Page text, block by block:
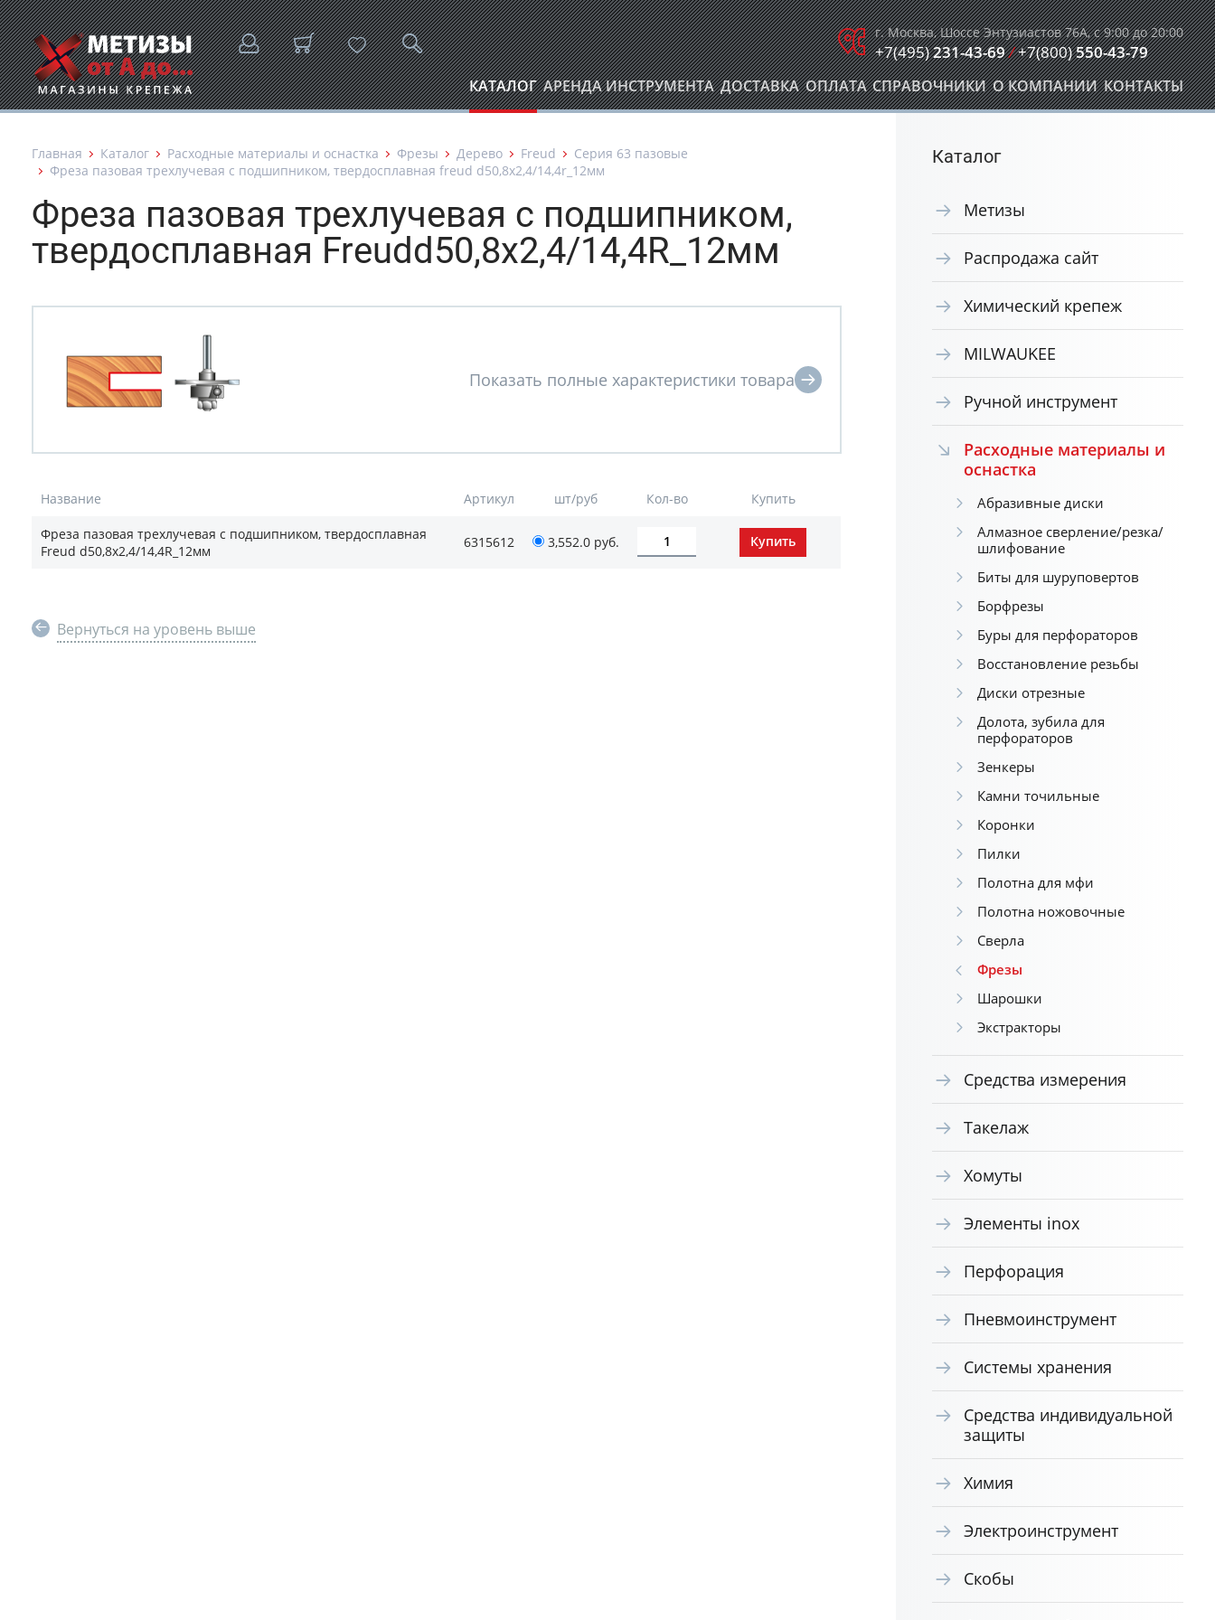
г. Москва, Шоссе Энтузиастов 76А, с 9:00 до 20:00
+7(495)231-43-69/+7(800)550-43-79
КАТАЛОГ АРЕНДА ИНСТРУМЕНТА ДОСТАВКА ОПЛАТА СПРАВОЧНИКИ О КОМПАНИИ КОНТАКТЫ
Главная Каталог Расходные материалы и оснастка Фрезы Дерево Freud
Серия 63 пазовые
Фреза пазовая трехлучевая с подшипником, твердосплавная freud d50,8х2,4/14,4r_12мм
Фреза пазовая трехлучевая с подшипником,
твердосплавная Freudd50,8х2,4/14,4R_12мм
Название Артикул шт/руб Кол-во Купить
Фреза пазовая трехлучевая с подшипником, твердосплавная
Freud d50,8х2,4/14,4R_12мм
6315612 3,552.0 руб.
Вернуться на уровень выше
Каталог
Метизы
Распродажа сайт
Химический крепеж
MILWAUKEE
Ручной инструмент
Расходные материалы и
оснастка
Абразивные диски
Алмазное сверление/резка/
шлифование
Биты для шуруповертов
Борфрезы
Буры для перфораторов
Восстановление резьбы
Диски отрезные
Долота, зубила для
перфораторов
Зенкеры
Камни точильные
Коронки
Пилки
Полотна для мфи
Полотна ножовочные
Сверла
Фрезы
Шарошки
Экстракторы
Средства измерения
Такелаж
Хомуты
Элементы inox
Перфорация
Пневмоинструмент
Системы хранения
Средства индивидуальной
защиты
Химия
Электроинструмент
Скобы